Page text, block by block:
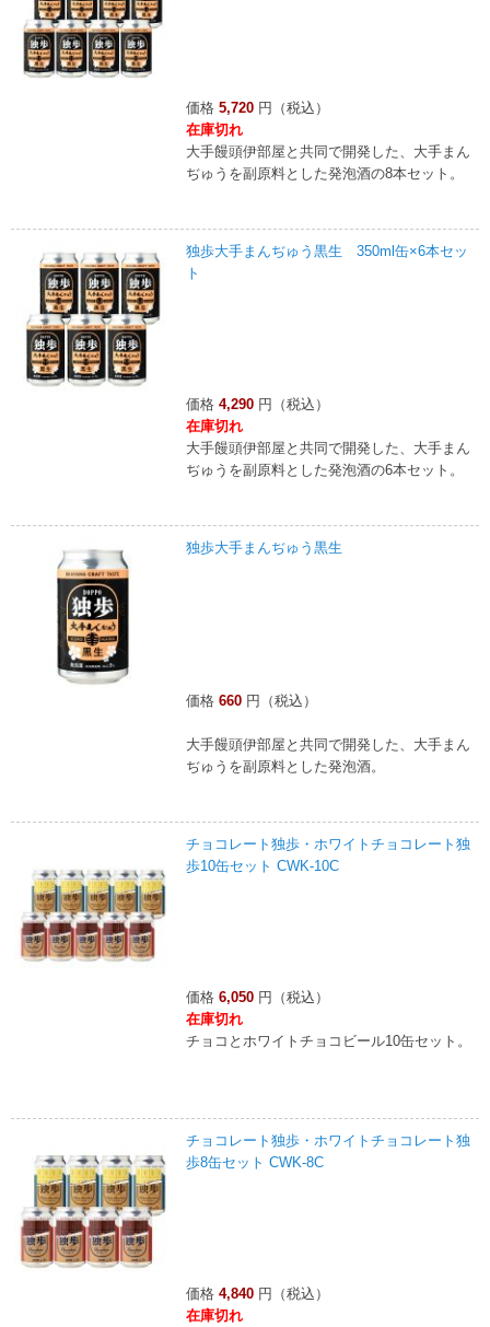
価格 5,720 円（税込）
在庫切れ
大手饅頭伊部屋と共同で開発した、大手まん
ぢゅうを副原料とした発泡酒の8本セット。
独歩大手まんぢゅう黒生 350ml缶×6本セッ
ト
価格 4,290 円（税込）
在庫切れ
大手饅頭伊部屋と共同で開発した、大手まん
ぢゅうを副原料とした発泡酒の6本セット。
独歩大手まんぢゅう黒生
価格 660 円（税込）
大手饅頭伊部屋と共同で開発した、大手まん
ぢゅうを副原料とした発泡酒。
チョコレート独歩・ホワイトチョコレート独
歩10缶セット CWK-10C
価格 6,050 円（税込）
在庫切れ
チョコとホワイトチョコビール10缶セット。
チョコレート独歩・ホワイトチョコレート独
歩8缶セット CWK-8C
価格 4,840 円（税込）
在庫切れ